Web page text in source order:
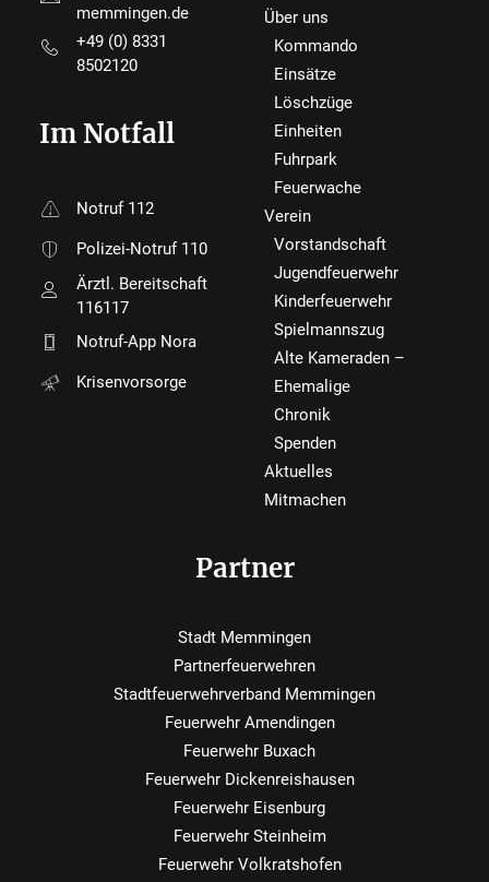
memmingen.de
+49 (0) 8331
8502120
Im Notfall
Notruf 112
Polizei-Notruf 110
Ärztl. Bereitschaft
116117
Notruf-App Nora
Krisenvorsorge
Über uns
Kommando
Einsätze
Löschzüge
Einheiten
Fuhrpark
Feuerwache
Verein
Vorstandschaft
Jugendfeuerwehr
Kinderfeuerwehr
Spielmannszug
Alte Kameraden –
Ehemalige
Chronik
Spenden
Aktuelles
Mitmachen
Partner
Stadt Memmingen
Partnerfeuerwehren
Stadtfeuerwehrverband Memmingen
Feuerwehr Amendingen
Feuerwehr Buxach
Feuerwehr Dickenreishausen
Feuerwehr Eisenburg
Feuerwehr Steinheim
Feuerwehr Volkratshofen